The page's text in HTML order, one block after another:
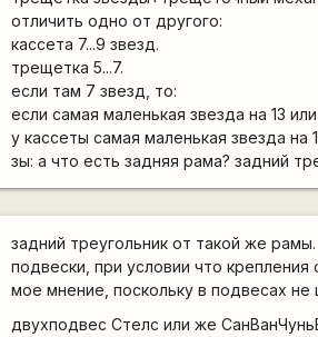
отличить одно от другого:
кассета 7...9 звезд.
трещетка 5...7.
если там 7 звезд, то:
если самая маленькая звезда на 13
у кассеты самая маленькая звезда на
зы: а что есть задняя рама? задний
задний треугольник от такой же
подвески, при условии что
мое мнение, поскольку в подвесах
двухподвес Стелс или же